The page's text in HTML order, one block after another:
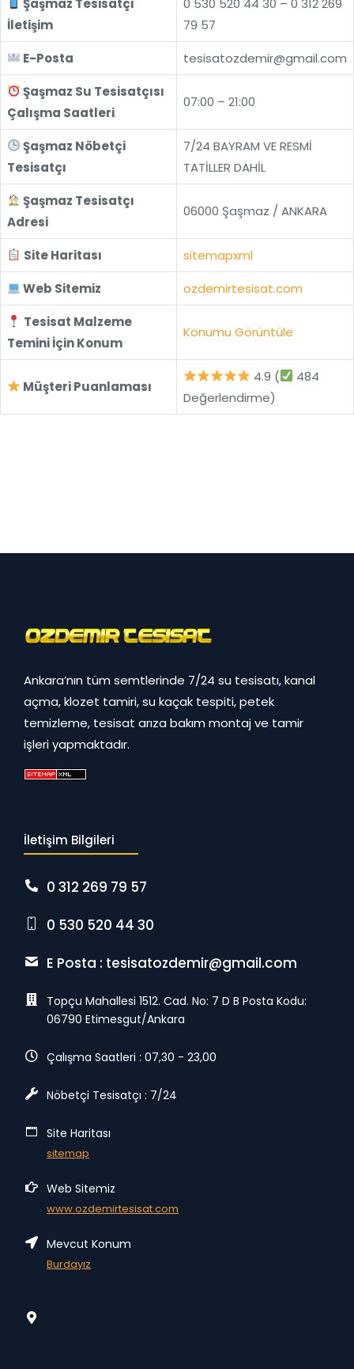
İletişim
79 57
E-Posta
tesisatozdemir@gmail.com
Şaşmaz Su Tesisatçısı
Çalışma Saatleri
07:00 – 21:00
Şaşmaz Nöbetçi
Tesisatçı
7/24 BAYRAM VE RESMİ
TATİLLER DAHİL
Şaşmaz Tesisatçı
Adresi
06000 Şaşmaz / ANKARA
Site Haritası
sitemapxml
Web Sitemiz
ozdemirtesisat.com
Tesisat Malzeme
Temini İçin Konum
Konumu Görüntüle
Müşteri Puanlaması
4.9 (
484
Değerlendirme)
Ankara’nın tüm semtlerinde 7/24 su tesisatı, kanal
açma, klozet tamiri, su kaçak tespiti, petek
temizleme, tesisat arıza bakım montaj ve tamir
işleri yapmaktadır.
İletişim Bilgileri
0 312 269 79 57
0 530 520 44 30
E Posta : tesisatozdemir@gmail.com
Topçu Mahallesi 1512. Cad. No: 7 D B Posta Kodu:
06790 Etimesgut/Ankara
Çalışma Saatleri : 07,30 - 23,00
Nöbetçi Tesisatçı : 7/24
Site Haritası
sitemap
Web Sitemiz
www.ozdemirtesisat.com
Mevcut Konum
Burdayız